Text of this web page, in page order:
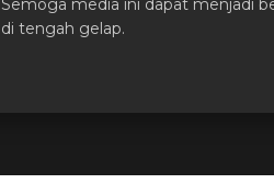
di tengah gelap.